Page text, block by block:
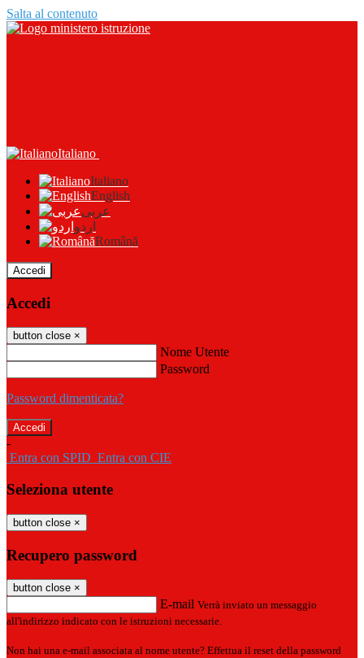
Salta al contenuto
Italiano
Italiano
English
عربى
اردو
Română
Accedi
Accedi
button close ×
Nome Utente
Password
Password dimenticata?
-
Entra con SPID Entra con CIE
Seleziona utente
button close ×
Recupero password
button close ×
E-mail Verrà inviato un messaggio
all'indirizzo indicato con le istruzioni necessarie.
Non hai una e-mail associata al nome utente? Effettua il reset della password